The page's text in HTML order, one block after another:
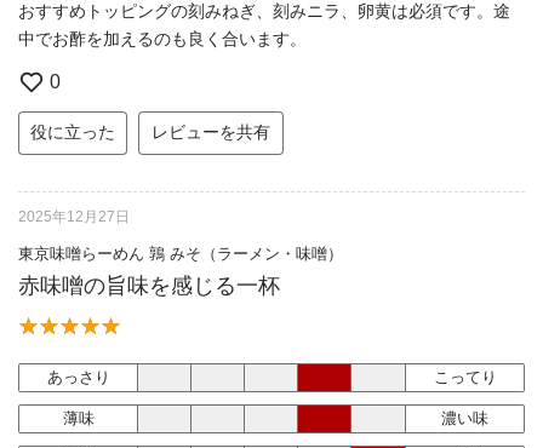
おすすめトッピングの刻みねぎ、刻みニラ、卵黄は必須です。途
中でお酢を加えるのも良く合います。
0
役に立った レビューを共有
2025年12月27日
東京味噌らーめん 鶉 みそ（ラーメン・味噌）
赤味噌の旨味を感じる一杯
あっさり こってり
薄味 濃い味